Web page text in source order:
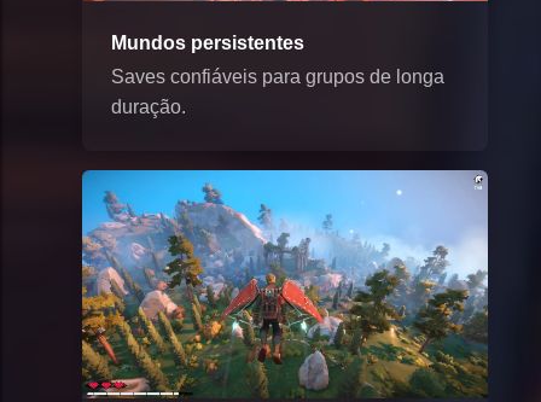
Mundos persistentes
Saves confiáveis para grupos de longa
duração.